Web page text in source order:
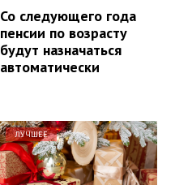
Со следующего года
пенсии по возрасту
будут назначаться
автоматически
ЛУЧШЕЕ